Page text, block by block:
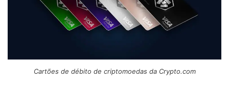
Cartões de débito de criptomoedas da Crypto.com